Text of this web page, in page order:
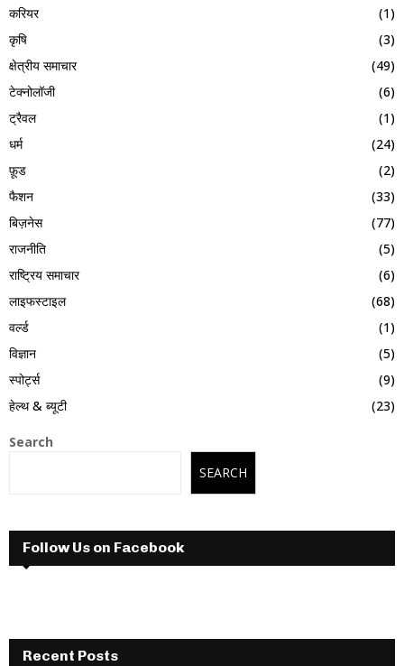
करियर
(1)
कृषि
(3)
क्षेत्रीय समाचार
(49)
टेक्नोलॉजी
(6)
ट्रैवल
(1)
धर्म
(24)
फ़ूड
(2)
फैशन
(33)
बिज़नेस
(77)
राजनीति
(5)
राष्ट्रिय समाचार
(6)
लाइफस्टाइल
(68)
वर्ल्ड
(1)
विज्ञान
(5)
स्पोर्ट्स
(9)
हेल्थ & ब्यूटी
(23)
Search
SEARCH
Follow Us on Facebook
Recent Posts